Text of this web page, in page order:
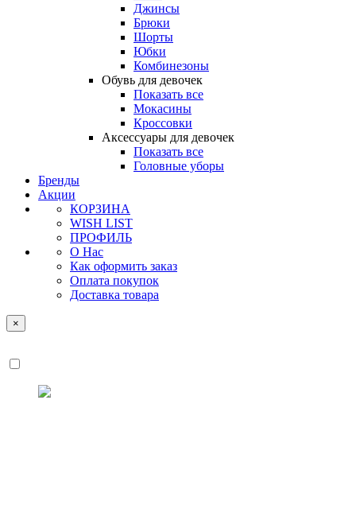
Джинсы
Брюки
Шорты
Юбки
Комбинезоны
Обувь для девочек
Показать все
Мокасины
Кроссовки
Аксессуары для девочек
Показать все
Головные уборы
Бренды
Акции
КОРЗИНА
WISH LIST
ПРОФИЛЬ
О Нас
Как оформить заказ
Оплата покупок
Доставка товара
×